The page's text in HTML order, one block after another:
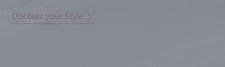
Discover your Style